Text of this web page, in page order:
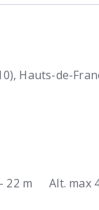
Hauts-de-
22 m Alt. max